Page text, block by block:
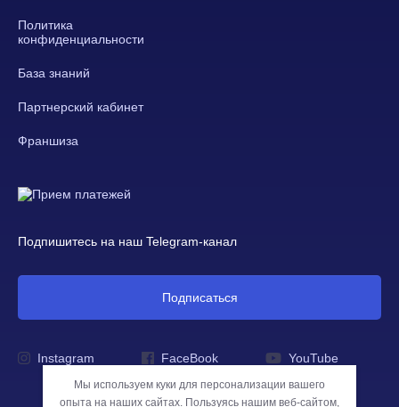
Мы используем куки для персонализации вашего
опыта на наших сайтах. Пользуясь нашим веб-сайтом,
Политика
конфиденциальности
База знаний
Партнерский кабинет
Франшиза
Подпишитесь на наш Telegram-канал
Подписаться
Instagram FaceBook YouTube